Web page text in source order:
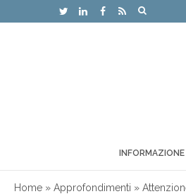
INFORMAZIONE
Home » Approfondimenti »